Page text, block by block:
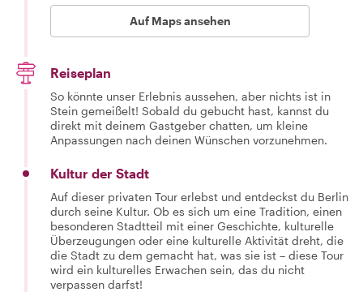
Auf Maps ansehen
Reiseplan
So könnte unser Erlebnis aussehen, aber nichts ist in
Stein gemeißelt! Sobald du gebucht hast, kannst du
direkt mit deinem Gastgeber chatten, um kleine
Anpassungen nach deinen Wünschen vorzunehmen.
Kultur der Stadt
Auf dieser privaten Tour erlebst und entdeckst du Berlin
durch seine Kultur. Ob es sich um eine Tradition, einen
besonderen Stadtteil mit einer Geschichte, kulturelle
Überzeugungen oder eine kulturelle Aktivität dreht, die
die Stadt zu dem gemacht hat, was sie ist – diese Tour
wird ein kulturelles Erwachen sein, das du nicht
verpassen darfst!